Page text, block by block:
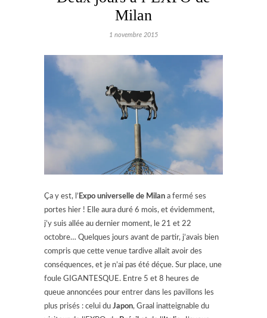
Milan
1 novembre 2015
Ça y est, l’ Expo universelle de Milan a fermé ses
portes hier ! Elle aura duré 6 mois, et évidemment,
j’y suis allée au dernier moment, le 21 et 22
octobre… Quelques jours avant de partir, j’avais bien
compris que cette venue tardive allait avoir des
conséquences, et je n’ai pas été déçue. Sur place, une
foule GIGANTESQUE. Entre 5 et 8 heures de
queue annoncées pour entrer dans les pavillons les
plus prisés : celui du Japon, Graal inatteignable du